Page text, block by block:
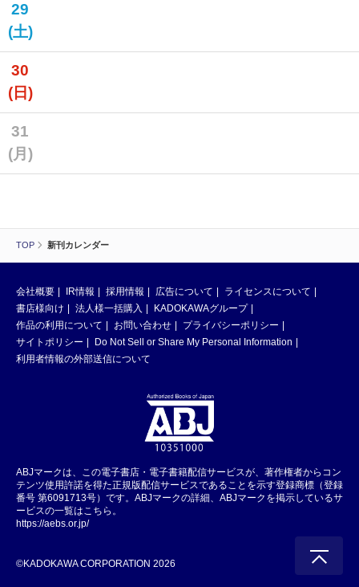
TOP 新刊カレンダー
29
(土)
30
(日)
31
(月)
会社概要 IR情報 採用情報 広告について
ライセンスについて
書店様向け
法人様一括購入
KADOKAWAグループ
作品の利用について
お問い合わせ
プライバシーポリシー
サイトポリシー
Do Not Sell or Share My Personal Information
利用者情報の外部送信について
ABJマークは、この電子書店・電子書籍配信サービスが、著作権者からコン
テンツ使用許諾を得た正規版配信サービスであることを示す登録商標（登録
番号 第6091713号）です。ABJマークの詳細、ABJマークを掲示しているサ
ービスの一覧はこちら。
https://aebs.or.jp/
©KADOKAWA CORPORATION 2026